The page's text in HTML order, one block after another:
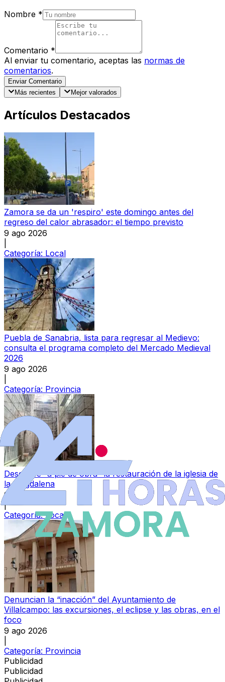
Nombre *
Comentario *
Al enviar tu comentario, aceptas las normas de
comentarios.
Enviar Comentario
Más recientes
Mejor valorados
Artículos Destacados
Zamora se da un 'respiro' este domingo antes del
regreso del calor abrasador: el tiempo previsto
9 ago 2026
Categoría: Local
Puebla de Sanabria, lista para regresar al Medievo:
consulta el programa completo del Mercado Medieval
2026
9 ago 2026
Categoría: Provincia
Descubre “a pie de obra” la restauración de la iglesia de
la Magdalena
9 ago 2026
|
Categoría:Local
Denuncian la “inacción” del Ayuntamiento de
Villalcampo: las excursiones, el eclipse y las obras, en el
foco
9 ago 2026
Categoría: Provincia
Publicidad
Publicidad